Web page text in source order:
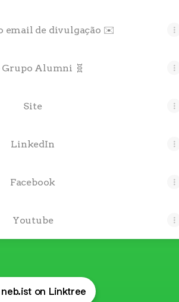
email de divulgação ✉️
Grupo Alumni 🧬
Site
LinkedIn
Facebook
Youtube
on Linktree